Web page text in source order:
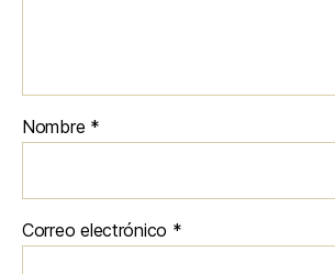
Nombre *
Correo electrónico *